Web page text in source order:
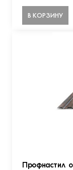
В КОРЗИНУ
Профнастил